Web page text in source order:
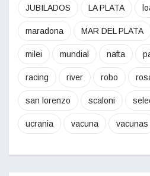
JUBILADOS LA PLATA
maradona MAR DEL PLATA
milei mundial nafta
racing river robo
san lorenzo scaloni
ucrania vacuna vacunas